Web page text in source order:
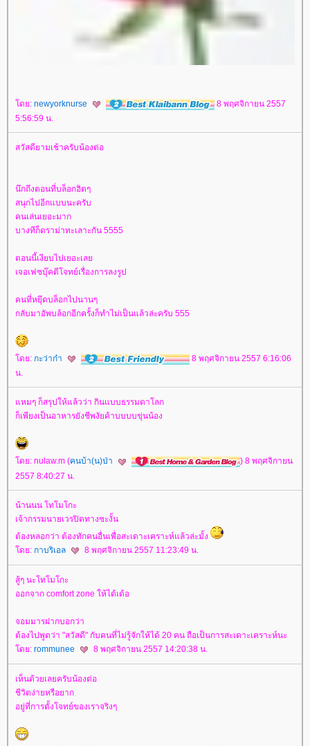
ดย: newyorknurse
8 พฤศจิกายน 2557
5:56:59 น.
สวัสดียามเช้าครับน้องต่อ
นึกถึงตอนที่บล็อกฮิตๆ
สนุกไปอีกแบบนะครับ
คนเล่นเยอะมาก
บางทีก็ดราม่าทะเลาะกัน 5555
ตอนนี้เงียบไปเยอะเล
เจอเฟซบุ๊คตีโจทย์เรื่องการลงรูป
คนที่หยึุดบล็อกไปนานๆ
กลับมาอัพบล้อกอีกครั้งก็ทำไม่เป็นแล้วล่ะครับ 555
ดย: กะว่าก๋า
8 พฤศจิกายน 2557 6:16:06
น.
หมๆ ก็สรุปให้แล้วว่า กินแบบธรรมดาโลก
ก็เพียงเป็นอาหารยังชีพงัยค้าบบบบขุ่นน้อง
ดย: nulaw.m (คนบ้า(น)ป่า
) 8 พฤศจิกายน
2557 8:40:27 น.
น้านนน โทโมโกะ
เจ้ากรรมนายเวรปิดทางซะงั้น
ต้องหลอกว่า ต้องทักคนอื่นเพื่อสะเดาะเคราะห์แล้วล่ะมั้ง
ดย: กาบริเอล 8 พฤศจิกายน 2557 11:23:49 น.
สู้ๆ นะโทโมโกะ
ออกจาก comfort zone ให้ได้เด้อ
จอมมารฝากบอกว่า
ต้องไปพูดว่า "สวัสดี" กับคนที่ไม่รู้จักให้ได้ 20 คน ถือเป็นการสะเดาะเคราะห์นะ
ดย: rommunee 8 พฤศจิกายน 2557 14:20:38 น.
เห็นด้วยเลยครับน้องต่อ
ชีวิตง่ายหรือยาก
อยู่ที่การตั้งโจทย์ของเราจริงๆ